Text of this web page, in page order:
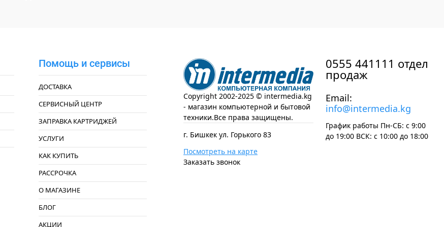
Помощь и сервисы
ДОСТАВКА
СЕРВИСНЫЙ ЦЕНТР
ЗАПРАВКА КАРТРИДЖЕЙ
УСЛУГИ
КАК КУПИТЬ
РАССРОЧКА
О МАГАЗИНЕ
БЛОГ
АКЦИИ
Copyright 2002-2025 © intermedia.kg
- магазин компьютерной и бытовой
техники.Все права защищены.
г. Бишкек ул. Горького 83
Посмотреть на карте
Заказать звонок
0555 441111 отдел
продаж
Email:
info@intermedia.kg
График работы Пн-СБ: с 9:00
до 19:00 ВСК: с 10:00 до 18:00